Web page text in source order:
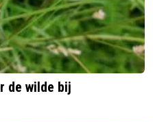
de wilde bij